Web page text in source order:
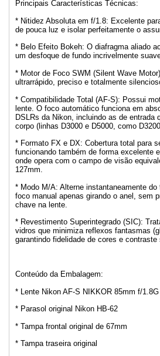
Principais Características Técnicas:
* Nitidez Absoluta em f/1.8: Excelente
de pouca luz e isolar perfeitamente o
* Belo Efeito Bokeh: O diafragma aliado
um desfoque de fundo incrivelmente
* Motor de Foco SWM (Silent Wave
ultrarrápido, preciso e totalmente
* Compatibilidade Total (AF-S): Possui
lente. O foco automático funciona em
DSLRs da Nikon, incluindo as de entrada
corpo (linhas D3000 e D5000, como
* Formato FX e DX: Cobertura total para
funcionando também de forma excelente
onde opera com o campo de visão
127mm.
* Modo M/A: Alterne instantaneamente
foco manual apenas girando o anel, sem
chave na lente.
* Revestimento Superintegrado (SIC):
vidros que minimiza reflexos fantasmas
garantindo fidelidade de cores e contraste
Conteúdo da Embalagem:
* Lente Nikon AF-S NIKKOR 85mm f/1.8G
* Parasol original Nikon HB-62
* Tampa frontal original de 67mm
* Tampa traseira original